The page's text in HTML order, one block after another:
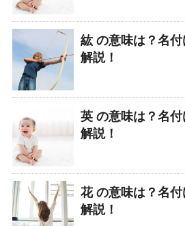
紘 の意味は？名
解説！
英 の意味は？名
解説！
花 の意味は？名
解説！